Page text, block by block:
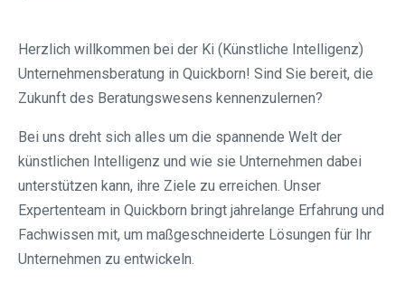
Herzlich willkommen bei der Ki (Künstliche Intelligenz)
Unternehmensberatung in Quickborn! Sind Sie bereit, die
Zukunft des Beratungswesens kennenzulernen?
Bei uns dreht sich alles um die spannende Welt der
künstlichen Intelligenz und wie sie Unternehmen dabei
unterstützen kann, ihre Ziele zu erreichen. Unser
Expertenteam in Quickborn bringt jahrelange Erfahrung und
Fachwissen mit, um maßgeschneiderte Lösungen für Ihr
Unternehmen zu entwickeln.